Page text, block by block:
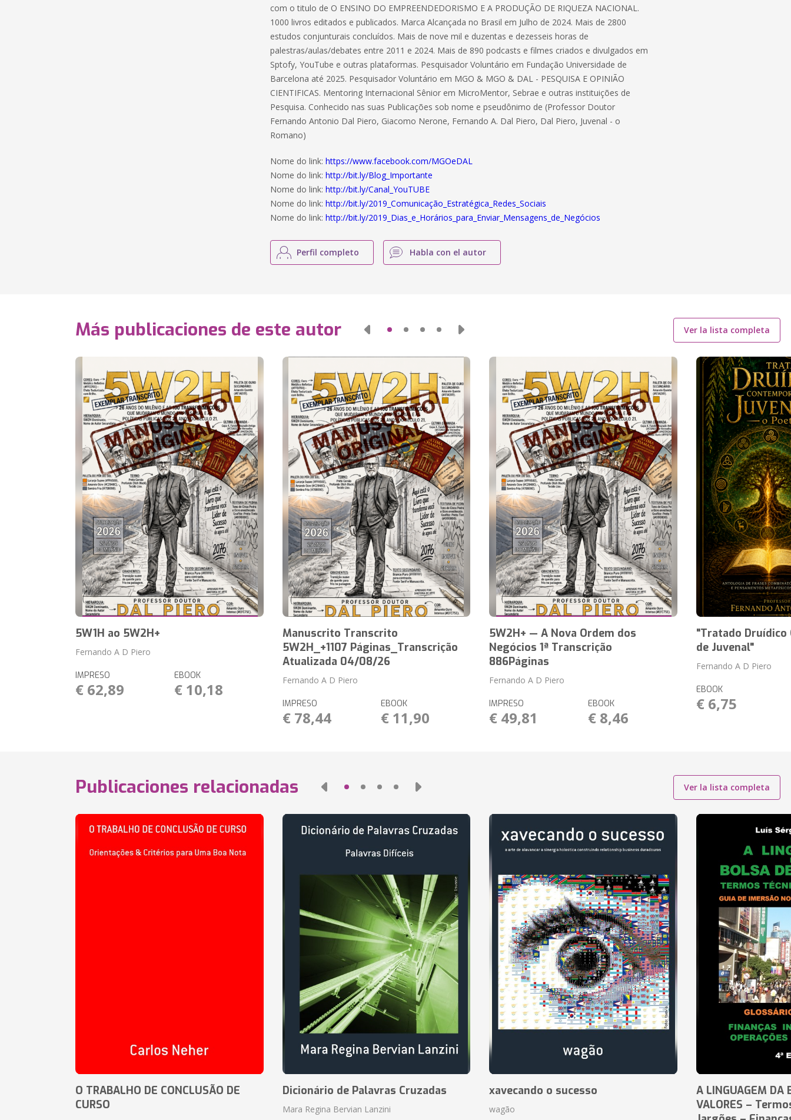
com o titulo de O ENSINO DO EMPREENDEDORISMO E A PRODUÇÃO DE RIQUEZA NACIONAL.
1000 livros editados e publicados. Marca Alcançada no Brasil em Julho de 2024. Mais de 2800
estudos conjunturais concluídos. Mais de nove mil e duzentas e dezesseis horas de
palestras/aulas/debates entre 2011 e 2024. Mais de 890 podcasts e filmes criados e divulgados em
Sptofy, YouTube e outras plataformas. Pesquisador Voluntário em Fundação Universidade de
Barcelona até 2025. Pesquisador Voluntário em MGO & MGO & DAL - PESQUISA E OPINIÃO
CIENTIFICAS. Mentoring Internacional Sênior em MicroMentor, Sebrae e outras instituições de
Pesquisa. Conhecido nas suas Publicações sob nome e pseudônimo de (Professor Doutor
Fernando Antonio Dal Piero, Giacomo Nerone, Fernando A. Dal Piero, Dal Piero, Juvenal - o
Romano)
Nome do link:https://www.facebook.com/MGOeDAL
Nome do link:http://bit.ly/Blog_Importante
Nome do link:http://bit.ly/Canal_YouTUBE
Nome do link:http://bit.ly/2019_Comunicação_Estratégica_Redes_Sociais
Nome do link:http://bit.ly/2019_Dias_e_Horários_para_Enviar_Mensagens_de_Negócios
Perfil completo Habla con el autor
Más publicaciones de este autor Ver la lista completa
5W1H ao 5W2H+
Fernando A D Piero
IMPRESO
€ 62,89
EBOOK
€ 10,18
Manuscrito Transcrito
5W2H_+1107 Páginas_Transcrição
Atualizada 04/08/26
Fernando A D Piero
IMPRESO
€ 78,44
EBOOK
€ 11,90
5W2H+ — A Nova Ordem dos
Negócios 1ª Transcrição
886Páginas
Fernando A D Piero
IMPRESO
€ 49,81
EBOOK
€ 8,46
"Tratado Druídico
de Juvenal"
Fernando A D Piero
EBOOK
€ 6,75
Publicaciones relacionadas Ver la lista completa
O TRABALHO DE CONCLUSÃO DE
CURSO
Dicionário de Palavras Cruzadas
Mara Regina Bervian Lanzini
xavecando o sucesso
wagão
A LINGUAGEM DA
VALORES –